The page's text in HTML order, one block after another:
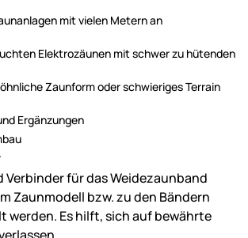
mit vielen Metern an
Elektrozäunen mit schwer zu hütenden
Zaunform oder schwieriges Terrain
Ergänzungen
Verbinder für das Weidezaunband
Zaunmodell bzw. zu den Bändern
werden. Es hilft, sich auf bewährte